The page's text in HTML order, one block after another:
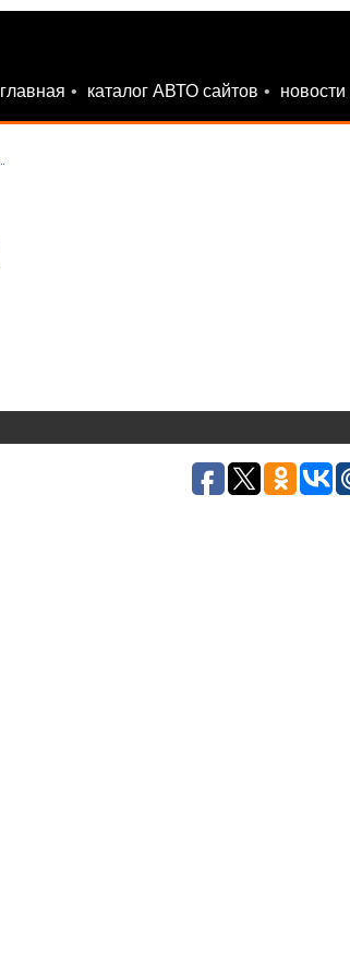
главная • каталог АВТО сайтов • новости